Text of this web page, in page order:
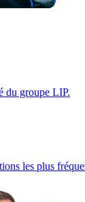
du groupe LIP.
les plus